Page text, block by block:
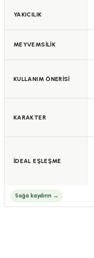
YAKICILIK
MEYVEMSİLİK
KULLANIM ÖNERİSİ
KARAKTER
İDEAL EŞLEŞME